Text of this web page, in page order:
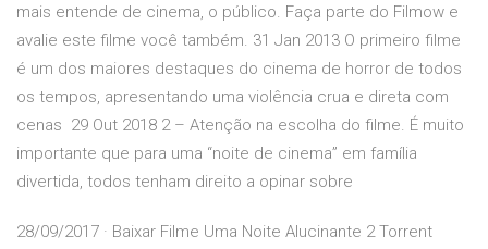
mais entende de cinema, o público. Faça parte do Filmow e
avalie este filme você também. 31 Jan 2013 O primeiro filme
é um dos maiores destaques do cinema de horror de todos
os tempos, apresentando uma violência crua e direta com
cenas 29 Out 2018 2 – Atenção na escolha do filme. É muito
importante que para uma “noite de cinema” em família
divertida, todos tenham direito a opinar sobre
28/09/2017 · Baixar Filme Uma Noite Alucinante 2 Torrent